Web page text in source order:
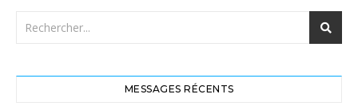
MESSAGES RÉCENTS